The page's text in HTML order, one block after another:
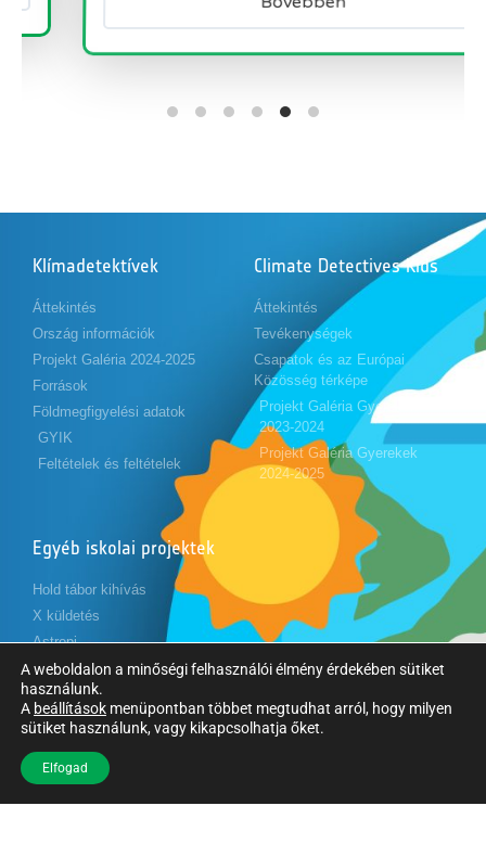
Klímadetektívek
Áttekintés
Ország információk
Projekt Galéria 2024-2025
Források
Földmegfigyelési adatok
GYIK
Feltételek és feltételek
Climate Detectives Kids
Áttekintés
Tevékenységek
Csapatok és az Európai
Közösség térképe
Projekt Galéria Gyerekek
2023-2024
Projekt Galéria Gyerekek
2024-2025
Egyéb iskolai projektek
Hold tábor kihívás
X küldetés
Astropi
Cansat
Kövessen minket
A weboldalon a minőségi felhasználói élmény érdekében sütiket
használunk.
A beállítások menüpontban többet megtudhat arról, hogy milyen
sütiket használunk, vagy kikapcsolhatja őket.
Elfogad